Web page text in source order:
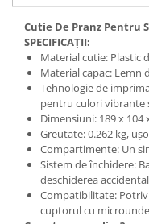
Cutie De Pranz Pentru
SPECIFICAȚII:
Material cutie: Plastic
Material capac: Lemn
Tehnologie de
pentru culori vibrante
Dimensiuni: 189 x 104
Greutate: 0.262 kg,
Compartimente: Un
Sistem de închidere:
deschiderea
Compatibilitate:
cuptorul cu